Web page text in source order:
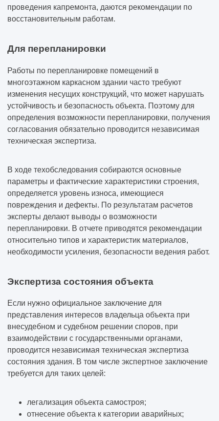
проведения капремонта, даются рекомендации по
восстановительным работам.
Для перепланировки
Работы по перепланировке помещений в
многоэтажном каркасном здании часто требуют
изменения несущих конструкций, что может нарушать
устойчивость и безопасность объекта. Поэтому для
определения возможности перепланировки, получения
согласования обязательно проводится независимая
техническая экспертиза.
В ходе техобследования собираются основные
параметры и фактические характеристики строения,
определяется уровень износа, имеющиеся
повреждения и дефекты. По результатам расчетов
эксперты делают выводы о возможности
перепланировки. В отчете приводятся рекомендации
относительно типов и характеристик материалов,
необходимости усиления, безопасности ведения работ.
Экспертиза состояния объекта
Если нужно официальное заключение для
представления интересов владельца объекта при
внесудебном и судебном решении споров, при
взаимодействии с государственными органами,
проводится независимая техническая экспертиза
состояния здания. В том числе экспертное заключение
требуется для таких целей:
легализация объекта самостроя;
отнесение объекта к категории аварийных;